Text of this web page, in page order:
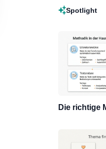
Spotlight
Die richtige